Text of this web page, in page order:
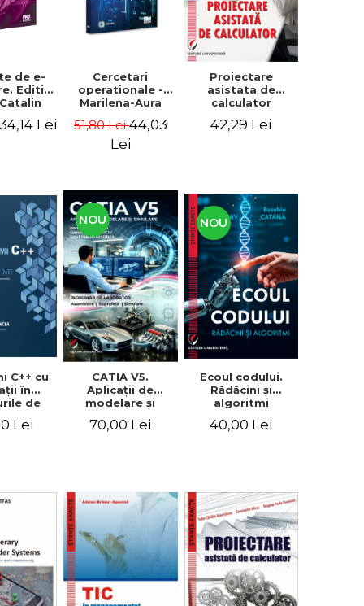
de e-
Editia
Lei
Cercetari
operationale -
Marilena-Aura
Coculescu
51,80 Lei44,03
Lei
Proiectare
asistata de
calculator
42,29 Lei
C++ cu
în
de
I-II
Lei
NOU
CATIA V5.
Aplicaţii de
modelare şi
Îndrumar de
70,00 Lei
NOU
Ecoul codului.
Rădăcini şi
algoritmi
40,00 Lei